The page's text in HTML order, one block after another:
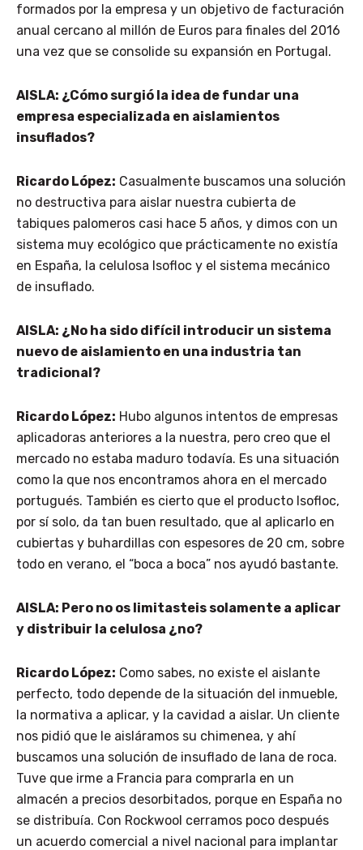
formados por la empresa y un objetivo de facturación
anual cercano al millón de Euros para finales del 2016
una vez que se consolide su expansión en Portugal.
AISLA: ¿Cómo surgió la idea de fundar una
empresa especializada en aislamientos
insuflados?
Ricardo López: Casualmente buscamos una solución
no destructiva para aislar nuestra cubierta de
tabiques palomeros casi hace 5 años, y dimos con un
sistema muy ecológico que prácticamente no existía
en España, la celulosa Isofloc y el sistema mecánico
de insuflado.
AISLA: ¿No ha sido difícil introducir un sistema
nuevo de aislamiento en una industria tan
tradicional?
Ricardo López: Hubo algunos intentos de empresas
aplicadoras anteriores a la nuestra, pero creo que el
mercado no estaba maduro todavía. Es una situación
como la que nos encontramos ahora en el mercado
portugués. También es cierto que el producto Isofloc,
por sí solo, da tan buen resultado, que al aplicarlo en
cubiertas y buhardillas con espesores de 20 cm, sobre
todo en verano, el “boca a boca” nos ayudó bastante.
AISLA: Pero no os limitasteis solamente a aplicar
y distribuir la celulosa ¿no?
Ricardo López: Como sabes, no existe el aislante
perfecto, todo depende de la situación del inmueble,
la normativa a aplicar, y la cavidad a aislar. Un cliente
nos pidió que le aisláramos su chimenea, y ahí
buscamos una solución de insuflado de lana de roca.
Tuve que irme a Francia para comprarla en un
almacén a precios desorbitados, porque en España no
se distribuía. Con Rockwool cerramos poco después
un acuerdo comercial a nivel nacional para implantar